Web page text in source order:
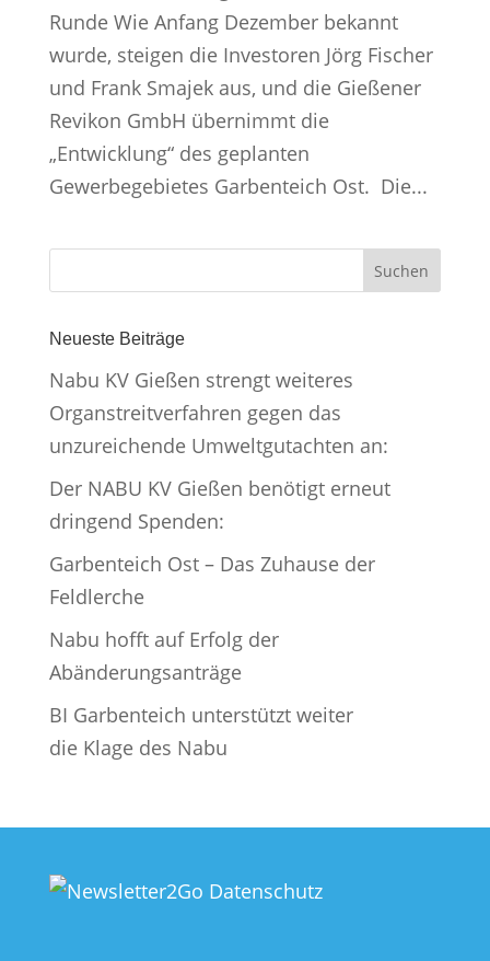
Runde Wie Anfang Dezember bekannt
wurde, steigen die Investoren Jörg Fischer
und Frank Smajek aus, und die Gießener
Revikon GmbH übernimmt die
„Entwicklung“ des geplanten
Gewerbegebietes Garbenteich Ost. Die...
Neueste Beiträge
Nabu KV Gießen strengt weiteres
Organstreitverfahren gegen das
unzureichende Umweltgutachten an:
Der NABU KV Gießen benötigt erneut
dringend Spenden:
Garbenteich Ost – Das Zuhause der
Feldlerche
Nabu hofft auf Erfolg der
Abänderungsanträge
BI Garbenteich unterstützt weiter
die Klage des Nabu